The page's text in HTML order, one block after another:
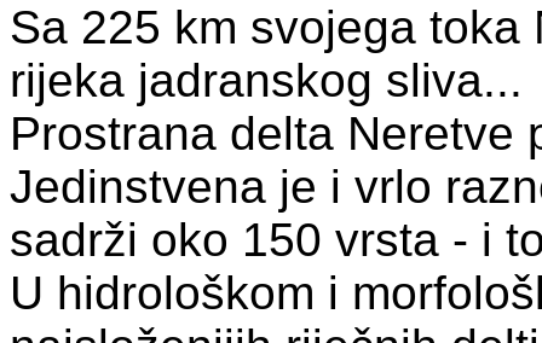
Sa 225 km svojega
rijeka jadranskog sliva...
Prostrana delta Neretve
Jedinstvena je i vrlo
sadrži oko 150 vrsta - i
U hidrološkom i